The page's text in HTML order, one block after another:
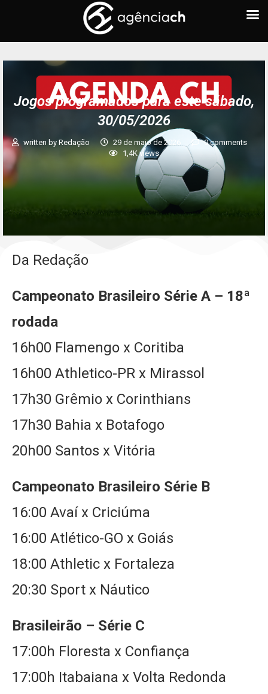
Jogos programados para este sábado,
30/05/2026
written by Redação 29 de maio de 2026
0 comments
1,4Kviews
Da Redação
Campeonato Brasileiro Série A – 18ª
rodada
16h00 Flamengo x Coritiba
16h00 Athletico-PR x Mirassol
17h30 Grêmio x Corinthians
17h30 Bahia x Botafogo
20h00 Santos x Vitória
Campeonato Brasileiro Série B
16:00 Avaí x Criciúma
16:00 Atlético-GO x Goiás
18:00 Athletic x Fortaleza
20:30 Sport x Náutico
Brasileirão – Série C
17:00h Floresta x Confiança
17:00h Itabaiana x Volta Redonda